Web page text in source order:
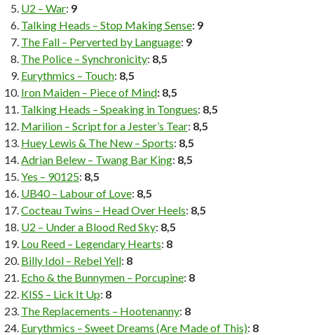
U2 – War: 9
Talking Heads – Stop Making Sense: 9
The Fall – Perverted by Language: 9
The Police – Synchronicity: 8,5
Eurythmics – Touch: 8,5
Iron Maiden – Piece of Mind: 8,5
Talking Heads – Speaking in Tongues: 8,5
Marilion – Script for a Jester’s Tear: 8,5
Huey Lewis & The New – Sports: 8,5
Adrian Belew – Twang Bar King: 8,5
Yes – 90125: 8,5
UB40 – Labour of Love: 8,5
Cocteau Twins – Head Over Heels: 8,5
U2 – Under a Blood Red Sky: 8,5
Lou Reed – Legendary Hearts: 8
Billy Idol – Rebel Yell: 8
Echo & the Bunnymen – Porcupine: 8
KISS – Lick It Up: 8
The Replacements – Hootenanny: 8
Eurythmics – Sweet Dreams (Are Made of This): 8